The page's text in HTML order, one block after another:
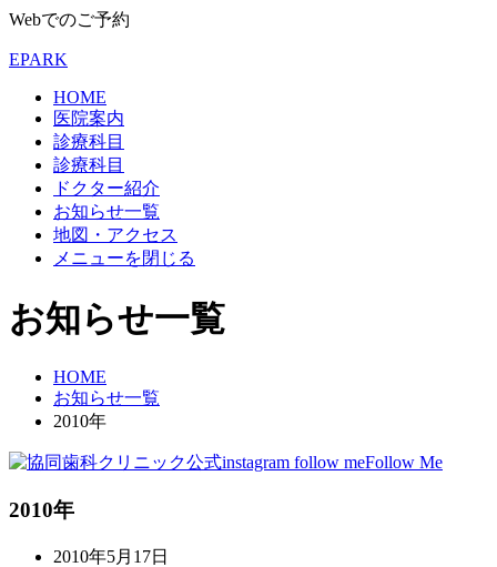
Webでのご予約
EPARK
HOME
医院案内
診療科目
診療科目
ドクター紹介
お知らせ一覧
地図・アクセス
メニューを閉じる
お知らせ一覧
HOME
お知らせ一覧
2010年
Follow Me
2010年
2010年5月17日